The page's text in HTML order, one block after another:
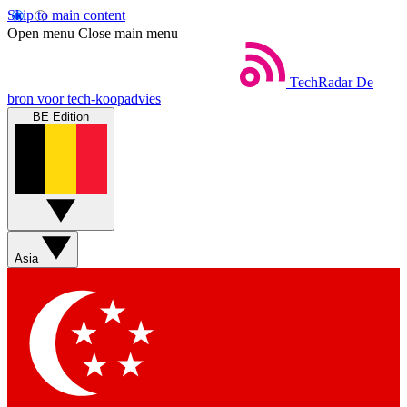
Skip to main content
Open menu Close main menu
TechRadar De
bron voor tech-koopadvies
BE Edition
Asia